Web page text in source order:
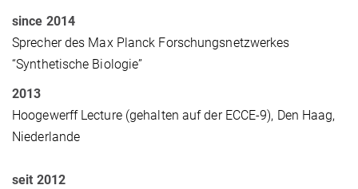
since 2014
Sprecher des Max Planck Forschungsnetzwerkes
“Synthetische Biologie”
2013
Hoogewerff Lecture (gehalten auf der ECCE-9), Den Haag,
Niederlande
seit 2012